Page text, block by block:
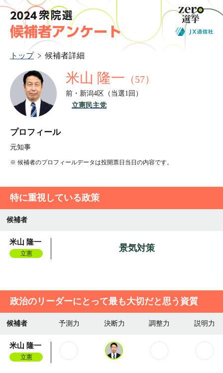
トップ 候補者詳細
米山 隆一 （57）
前 ・ 新潟4区
（当選1回）
立憲民主党
プロフィール
元知事
※ 候補者のプロフィールデータは投開票日当日の内容です。
特に重視している政策
候補者
米山 隆一
立憲
景気対策
政治のリーダーにとって最も大切だと思う資質
候補者 予測力 決断力 調整力 説明力
米山 隆一
立憲